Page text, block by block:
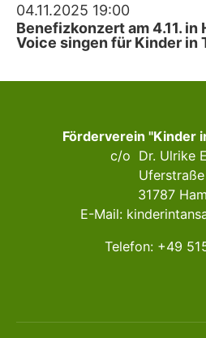
04.11.2025 19:00
Benefizkonzert am 4.11. in
Voice singen für Kinder in
Förderverein "Kinder
c/o Dr. Ulrike
31787
E-Mail:
Telefon: +49